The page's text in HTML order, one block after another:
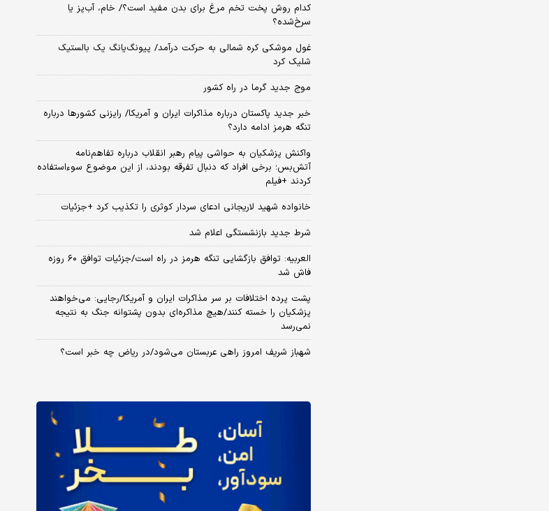
کدام روش پخت تخم مرغ برای بدن مفید است؟/ خام، آب‌پز یا
سرخ‌شده؟
غول موشکی کره شمالی به حرکت درآمد/ پیونگ‌یانگ یک بالستیک
شلیک کرد
موج جدید گرما در راه کشور
خبر جدید پاکستان درباره مذاکرات ایران و آمریکا/ رایزنی کشورها درباره
تنگه هرمز ادامه دارد؟
واکنش پزشکیان به حواشی پیام رهبر انقلاب درباره تفاهم‌نامه
آتش‌بس؛ برخی افراد که دنبال تفرقه بودند، از این موضوع سوءاستفاده
کردند +فیلم
خانواده شهید لاریجانی ادعای سردار کوثری را تکذیب کرد +جزئیات
شرط جدید بازنشستگی اعلام شد
العربیه: توافق بازگشایی تنگه هرمز در راه است/جزئیات توافق ۶۰ روزه
فاش شد
پشت پرده اختلافات بر سر مذاکرات ایران و آمریکا/رجایی: می‌خواهند
پزشکیان را خسته کنند/هیچ مذاکره‌ای بدون پشتوانه جنگ به نتیجه
نمی‌رسد
شهباز شریف امروز راهی عربستان می‌شود/در ریاض چه خبر است؟